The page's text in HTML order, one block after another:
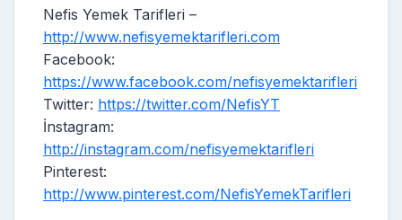
Nefis Yemek Tarifleri –
http://www.nefisyemektarifleri.com
Facebook:
https://www.facebook.com/nefisyemektarifleri
Twitter: https://twitter.com/NefisYT
İnstagram:
http://instagram.com/nefisyemektarifleri
Pinterest:
http://www.pinterest.com/NefisYemekTarifleri